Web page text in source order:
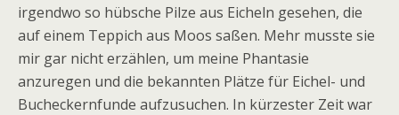
irgendwo so hübsche Pilze aus Eicheln gesehen, die
auf einem Teppich aus Moos saßen. Mehr musste sie
mir gar nicht erzählen, um meine Phantasie
anzuregen und die bekannten Plätze für Eichel- und
Bucheckernfunde aufzusuchen. In kürzester Zeit war